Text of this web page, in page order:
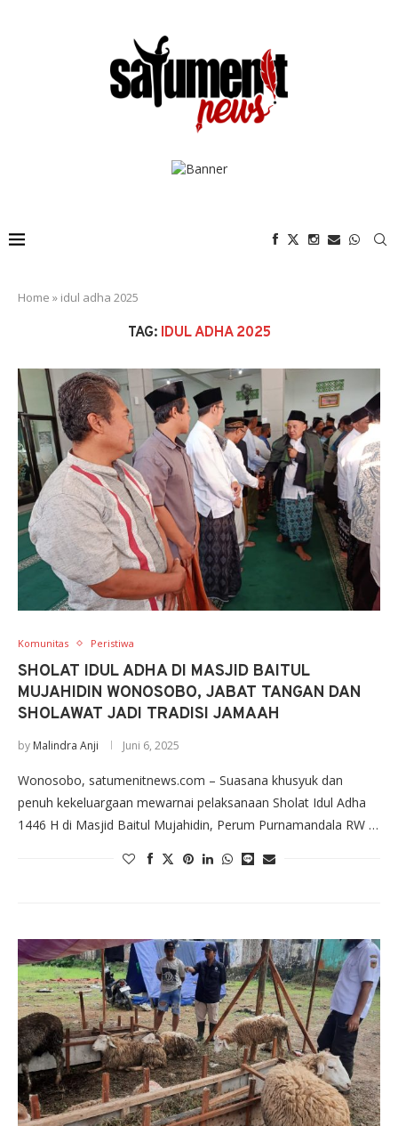
Home » idul adha 2025
TAG: IDUL ADHA 2025
Komunitas Peristiwa
SHOLAT IDUL ADHA DI MASJID BAITUL
MUJAHIDIN WONOSOBO, JABAT TANGAN DAN
SHOLAWAT JADI TRADISI JAMAAH
by Malindra Anji Juni 6, 2025
Wonosobo, satumenitnews.com – Suasana khusyuk dan
penuh kekeluargaan mewarnai pelaksanaan Sholat Idul Adha
1446 H di Masjid Baitul Mujahidin, Perum Purnamandala RW …